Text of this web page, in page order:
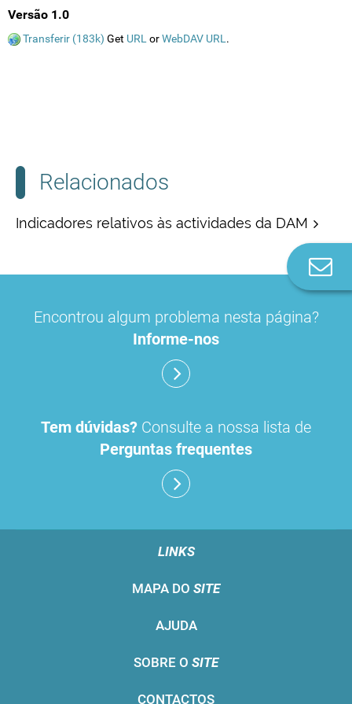
Versão 1.0
Transferir (183k) Get URL orWebDAV URL .
Relacionados
Indicadores relativos às actividades da DAM
Encontrou algum problema nesta página?
Informe-nos
Tem dúvidas? Consulte a nossa lista de
Perguntas frequentes
LINKS
MAPA DO SITE
AJUDA
SOBRE O SITE
CONTACTOS